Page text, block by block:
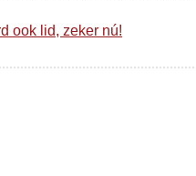
ook lid, zeker nú!